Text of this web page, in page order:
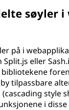
søyler i
på i
eller
tilpassbare
style
i